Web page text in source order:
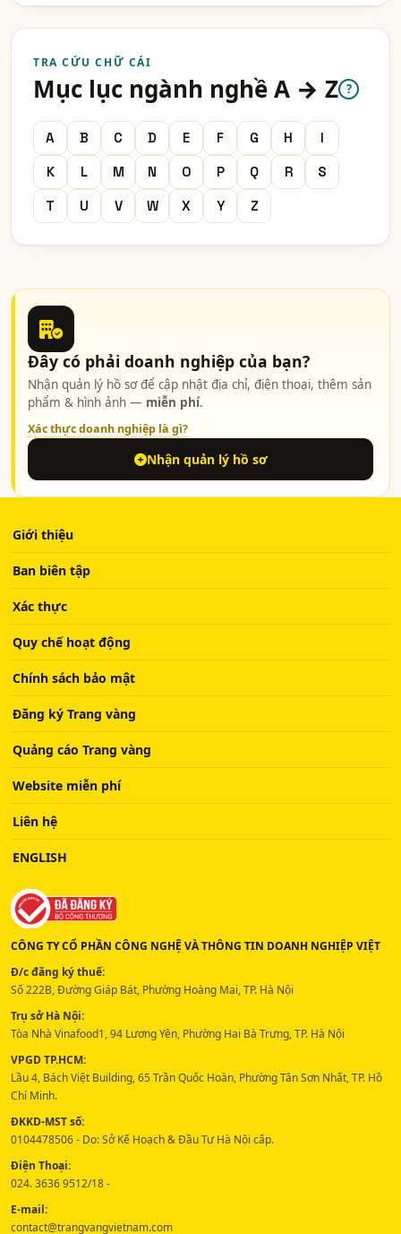
TRA CỨU CHỮ CÁI
Mục lục ngành nghề A → Z ?
A B C D E F G H
I
K
L M N O P Q R
S
T
U V W X Y Z
Đây có phải doanh nghiệp của bạn?
Nhận quản lý hồ sơ để cập nhật địa chỉ, điện thoại, thêm sản
phẩm & hình ảnh — miễn phí.
Xác thực doanh nghiệp là gì?
Nhận quản lý hồ sơ
Giới thiệu
Ban biên tập
Xác thực
Quy chế hoạt động
Chính sách bảo mật
Đăng ký Trang vàng
Quảng cáo Trang vàng
Website miễn phí
Liên hệ
ENGLISH
CÔNG TY CỔ PHẦN CÔNG NGHỆ VÀ THÔNG TIN DOANH NGHIỆP VIỆT
Đ/c đăng ký thuế:
Số 222B, Đường Giáp Bát, Phường Hoàng Mai, TP. Hà Nội
Trụ sở Hà Nội:
Tòa Nhà Vinafood1, 94 Lương Yên, Phường Hai Bà Trưng, TP. Hà Nội
VPGD TP.HCM:
Lầu 4, Bách Việt Building, 65 Trần Quốc Hoàn, Phường Tân Sơn Nhất, TP. Hồ
Chí Minh.
ĐKKD-MST số:
0104478506 - Do: Sở Kế Hoạch & Đầu Tư Hà Nội cấp.
Điện Thoại:
024. 3636 9512/18 -
E-mail:
contact@trangvangvietnam.com